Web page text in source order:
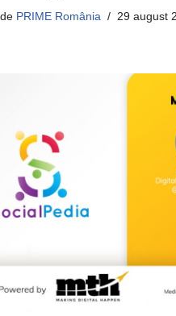
de PRIME România 29 august